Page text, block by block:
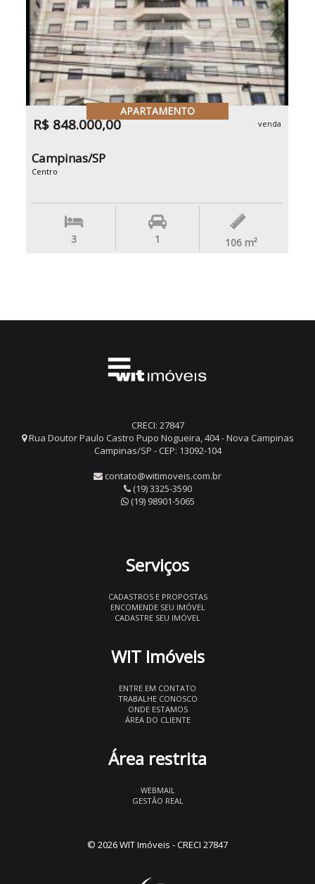
APARTAMENTO
R$ 848.000,00 venda
Campinas/SP
Centro
3 1 106 m²
CRECI: 27847
Rua Doutor Paulo Castro Pupo Nogueira, 404 - Nova Campinas
Campinas/SP - CEP: 13092-104
contato@witimoveis.com.br
(19) 3325-3590
(19) 98901-5065
Serviços
CADASTROS E PROPOSTAS
ENCOMENDE SEU IMÓVEL
CADASTRE SEU IMÓVEL
WIT Imóveis
ENTRE EM CONTATO
TRABALHE CONOSCO
ONDE ESTAMOS
ÁREA DO CLIENTE
Área restrita
WEBMAIL
GESTÃO REAL
© 2026 WIT Imóveis - CRECI 27847